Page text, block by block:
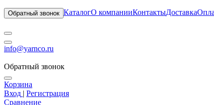
Обратный звонок КаталогО компанииКонтактыДоставка
info@yarnco.ru
Обратный звонок
Корзина
Вход | Регистрация
Сравнение